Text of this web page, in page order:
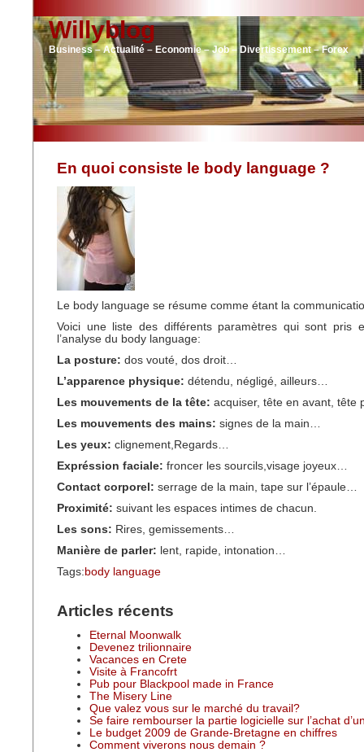
Willyblog
Business – Actualité – Economie – Job – Divertissement – Forex
En quoi consiste le body language ?
Le body language se résume comme étant la
Voici une liste des différents paramètres qui sont pris
l’analyse du body language:
La posture: dos vouté, dos droit…
L’apparence physique: détendu, négligé, ailleurs…
Les mouvements de la tête: acquiser, tête en avant, tête
Les mouvements des mains: signes de la main…
Les yeux: clignement,Regards…
Expréssion faciale: froncer les sourcils,visage joyeux…
Contact corporel: serrage de la main, tape sur l’épaule…
Proximité: suivant les espaces intimes de chacun.
Les sons: Rires, gemissements…
Manière de parler: lent, rapide, intonation…
Tags: body language
Articles récents
Eternal Moonwalk
Devenez trilionnaire
Vacances en Crete
Visite à Francofrt
Pub pour Blackpool made in France
The Misery Line
Que valez vous sur le marché du travail?
Se faire rembourser la partie logicielle sur l’achat
Le budget 2009 de Grande-Bretagne en chiffres
Comment viverons nous demain ?